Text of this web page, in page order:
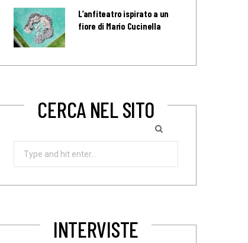
L’anfiteatro ispirato a un
fiore di Mario Cucinella
CERCA NEL SITO
Search
INTERVISTE